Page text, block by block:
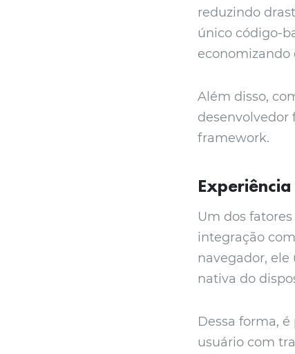
reduzindo
único código-
economizando
Além disso,
desenvolvedor
framework.
Um dos
integração
navegador,
nativa do
Dessa forma,
usuário com